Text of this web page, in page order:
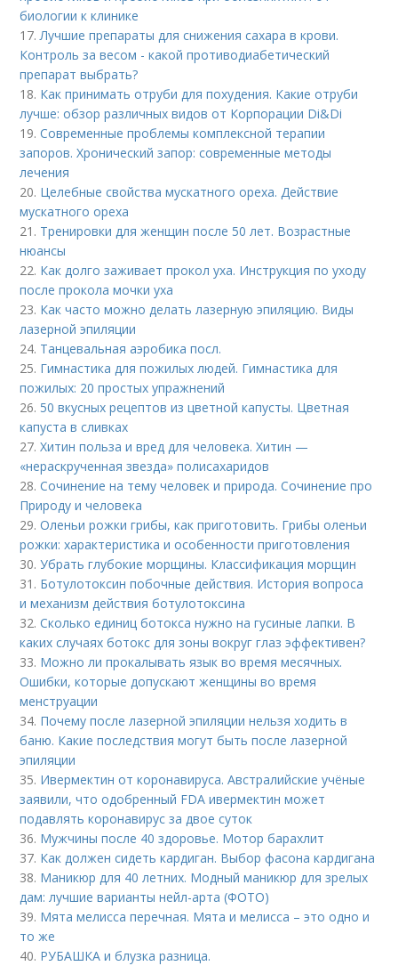
биологии к клинике
17.Лучшие препараты для снижения сахара в крови.
Контроль за весом - какой противодиабетический
препарат выбрать?
18. Как принимать отруби для похудения. Какие отруби
лучше: обзор различных видов от Корпорации Di&Di
19.Современные проблемы комплексной терапии
запоров. Хронический запор: современные методы
лечения
20. Целебные свойства мускатного ореха. Действие
мускатного ореха
21. Тренировки для женщин после 50 лет. Возрастные
нюансы
22. Как долго заживает прокол уха. Инструкция по уходу
после прокола мочки уха
23. Как часто можно делать лазерную эпиляцию. Виды
лазерной эпиляции
24. Танцевальная аэробика посл.
25. Гимнастика для пожилых людей. Гимнастика для
пожилых: 20 простых упражнений
26. 50 вкусных рецептов из цветной капусты. Цветная
капуста в сливках
27.Хитин польза и вред для человека. Хитин —
«нераскрученная звезда» полисахаридов
28.Сочинение на тему человек и природа. Сочинение про
Природу и человека
29.Оленьи рожки грибы, как приготовить. Грибы оленьи
рожки: характеристика и особенности приготовления
30.Убрать глубокие морщины. Классификация морщин
31. Ботулотоксин побочные действия. История вопроса
и механизм действия ботулотоксина
32.Сколько единиц ботокса нужно на гусиные лапки. В
каких случаях ботокс для зоны вокруг глаз эффективен?
33. Можно ли прокалывать язык во время месячных.
Ошибки, которые допускают женщины во время
менструации
34. Почему после лазерной эпиляции нельзя ходить в
баню. Какие последствия могут быть после лазерной
эпиляции
35. Ивермектин от коронавируса. Австралийские учёные
заявили, что одобренный FDA ивермектин может
подавлять коронавирус за двое суток
36. Мужчины после 40 здоровье. Мотор барахлит
37. Как должен сидеть кардиган. Выбор фасона кардигана
38. Маникюр для 40 летних. Модный маникюр для зрелых
дам: лучшие варианты нейл-арта (ФОТО)
39. Мята мелисса перечная. Мята и мелисса – это одно и
то же
40. РУБАШКА и блузка разница.